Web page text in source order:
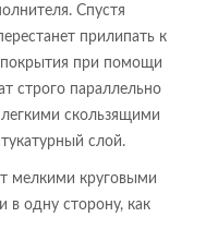
Спустя
прилипать к
при помощи
строго параллельно
скользящими
слой.
мелкими круговыми
в одну сторону, как